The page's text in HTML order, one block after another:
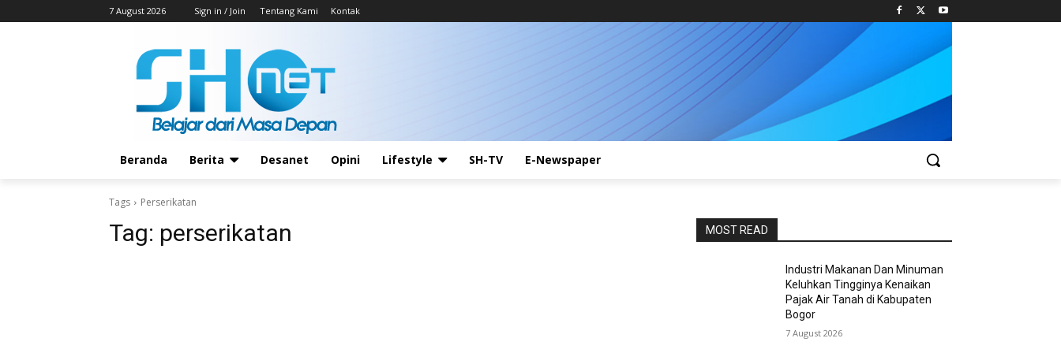
7 August 2026 Sign in / Join Tentang Kami Kontak
Beranda Berita Desanet Opini Lifestyle SH-TV E-Newspaper
Tags Perserikatan
Tag: perserikatan MOST READ
Industri Makanan Dan Minuman
Keluhkan Tingginya Kenaikan
Pajak Air Tanah di Kabupaten
Bogor
7 August 2026